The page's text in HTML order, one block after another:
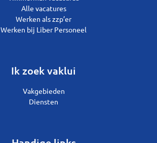
Alle vacatures
Werken als zzp’er
Werken bij Liber Personeel
Ik zoek vaklui
Vakgebieden
Diensten